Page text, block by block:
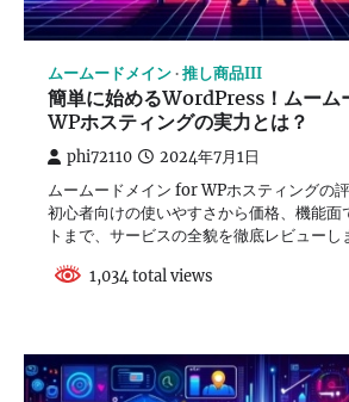
ムームードメイン 推し商品III
簡単に始めるWordPress！ムー
WPホスティングの実力とは？
phi72110 2024年7月1日
ムームードメイン for WPホスティングの評
初心者向けの使いやすさから価格、機能面
トまで、サービスの全貌を徹底レビューし
1,034 total views